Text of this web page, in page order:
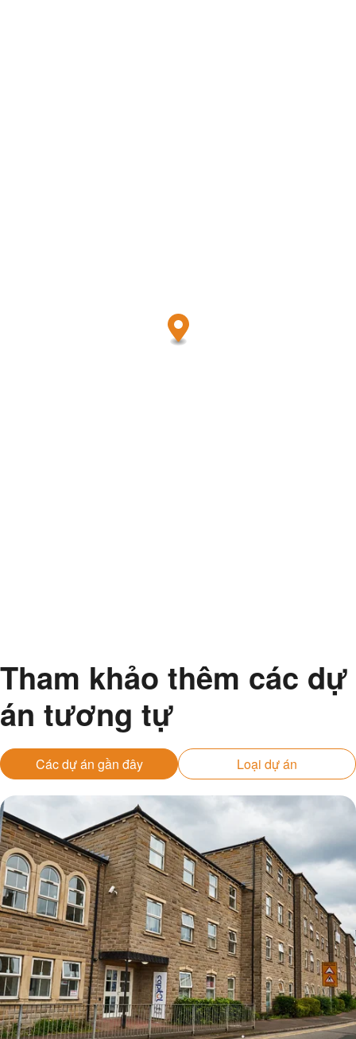
Tham khảo thêm các dự
án tương tự
Các dự án gần đây Loại dự án